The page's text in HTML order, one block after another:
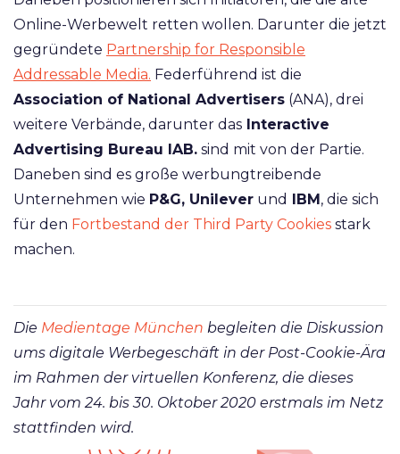
Online-Werbewelt retten wollen. Darunter die jetzt
gegründete Partnership for Responsible
Addressable Media. Federführend ist die
Association of National Advertisers (ANA), drei
weitere Verbände, darunter das Interactive
Advertising Bureau IAB. sind mit von der Partie.
Daneben sind es große werbungtreibende
Unternehmen wie P&G, Unilever und IBM, die sich
für den Fortbestand der Third Party Cookies stark
machen.
Die Medientage München begleiten die Diskussion
ums digitale Werbegeschäft in der Post-Cookie-Ära
im Rahmen der virtuellen Konferenz, die dieses
Jahr vom 24. bis 30. Oktober 2020 erstmals im Netz
stattfinden wird.